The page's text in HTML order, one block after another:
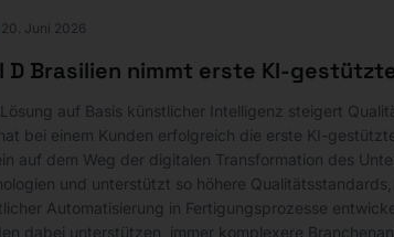
20. Juni 2026
D Brasilien nimmt erste KI-
auf Basis künstlicher Intelligenz steigert
bei einem Kunden erfolgreich die erste KI-
auf dem Weg der digitalen Transformation des
und unterstützt so höhere
Automatisierung in Fertigungsprozesse
dabei unterstützen, immer komplexere